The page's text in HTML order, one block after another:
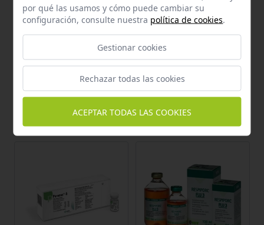
Añadir al carrito
NOBILIS RISMAVAC + CA126
1X2000 DS/2 ML
Añadir al carrito
por qué las usamos y cómo puede cambiar su
configuración, consulte nuestra política de cookies.
Gestionar cookies
Rechazar todas las cookies
ACEPTAR TODAS LAS COOKIES